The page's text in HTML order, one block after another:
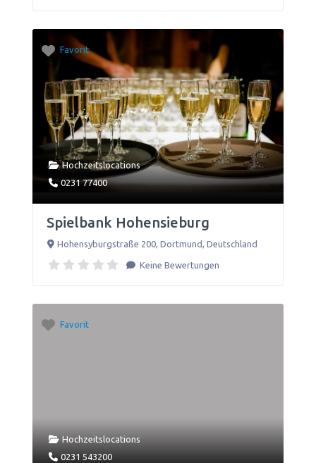
Favorit
Hochzeitslocations
0231 77400
Spielbank Hohensieburg
Hohensyburgstraße 200, Dortmund Deutschland
Keine Bewertungen
Favorit
Hochzeitslocations
0231 543200